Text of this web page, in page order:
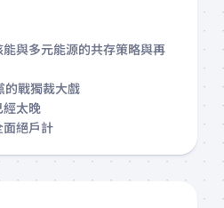
與多元能源的共存策略與再
的戰獨裁大戲
經太晚
絕戶計